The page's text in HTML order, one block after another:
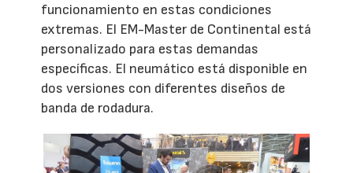
funcionamiento en estas condiciones
extremas. El EM-Master de Continental está
personalizado para estas demandas
específicas. El neumático está disponible en
dos versiones con diferentes diseños de
banda de rodadura.